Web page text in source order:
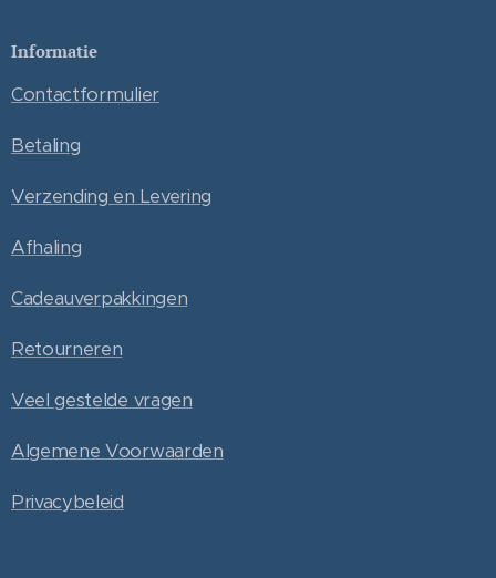
Informatie
Contactformulier
Betaling
Verzending en Levering
Afhaling
Cadeauverpakkingen
Retourneren
Veel gestelde vragen
Algemene Voorwaarden
Privacybeleid